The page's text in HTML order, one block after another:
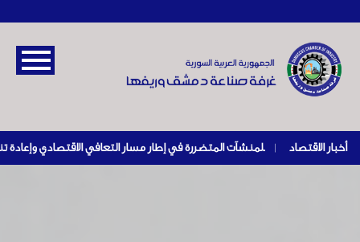
أخبار الاقتصاد |